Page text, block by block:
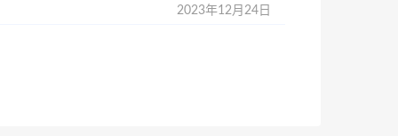
2023年12月24日